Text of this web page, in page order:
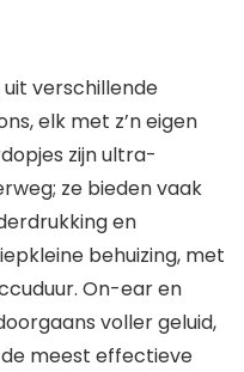
uit verschillende
elk met z’n eigen
zijn ultra-
ze bieden vaak
en
behuizing, met
On-ear en
voller geluid,
meest effectieve